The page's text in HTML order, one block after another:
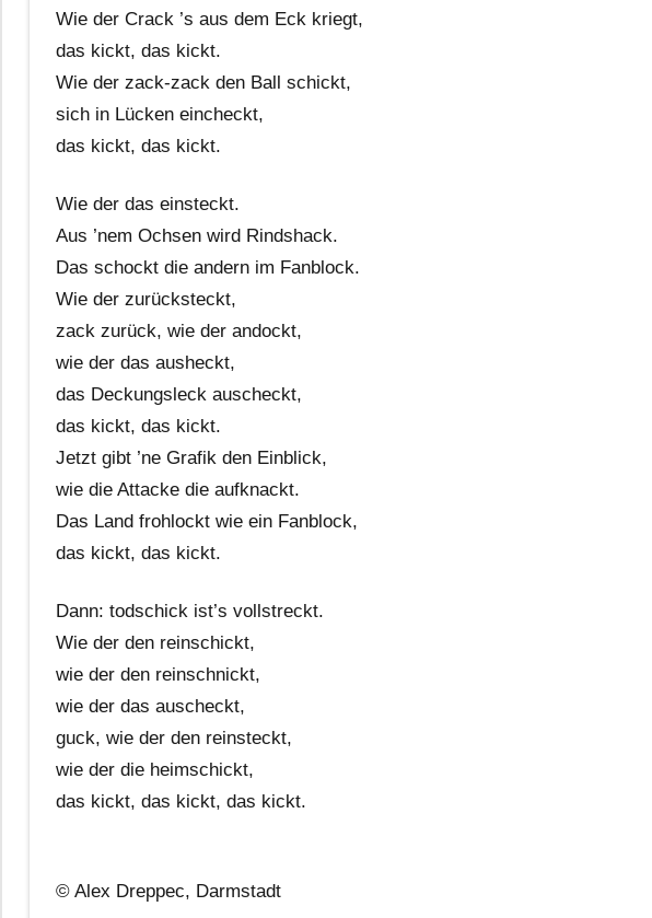
Wie der Crack ’s aus dem Eck kriegt,
das kickt, das kickt.
Wie der zack-zack den Ball schickt,
sich in Lücken eincheckt,
das kickt, das kickt.
Wie der das einsteckt.
Aus ’nem Ochsen wird Rindshack.
Das schockt die andern im Fanblock.
Wie der zurücksteckt,
zack zurück, wie der andockt,
wie der das ausheckt,
das Deckungsleck auscheckt,
das kickt, das kickt.
Jetzt gibt ’ne Grafik den Einblick,
wie die Attacke die aufknackt.
Das Land frohlockt wie ein Fanblock,
das kickt, das kickt.
Dann: todschick ist’s vollstreckt.
Wie der den reinschickt,
wie der den reinschnickt,
wie der das auscheckt,
guck, wie der den reinsteckt,
wie der die heimschickt,
das kickt, das kickt, das kickt.
© Alex Dreppec, Darmstadt